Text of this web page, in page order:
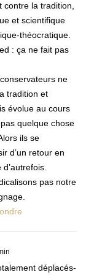
contre la tradition,
et scientifique
théocratique.
: ça ne fait pas
ne
tradition et
évolue au cours
quelque chose
ils se
d’un retour en
pas notre
déplacés-